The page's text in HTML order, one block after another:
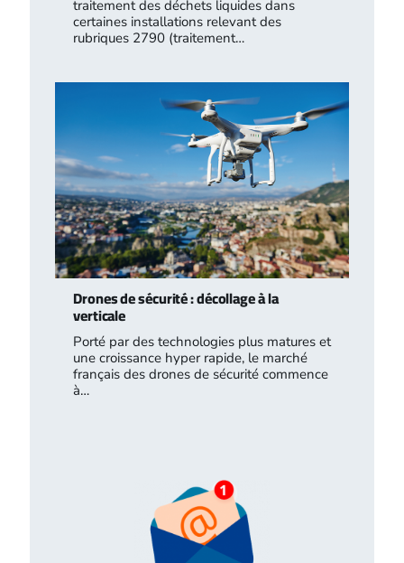
traitement des déchets liquides dans
certaines installations relevant des
rubriques 2790 (traitement…
Drones de sécurité : décollage à la
verticale
Porté par des technologies plus matures et
une croissance hyper rapide, le marché
français des drones de sécurité commence
à…